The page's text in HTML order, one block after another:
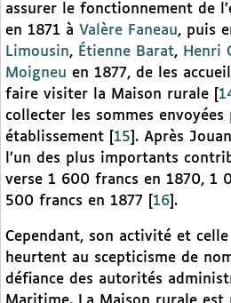
assurer le fonctionnement de
en 1871 à Valère Faneau, puis
Limousin, Étienne Barat, Henri
Moigneu en 1877, de les
faire visiter la Maison rurale
collecter les sommes envoyées
établissement
15 . Après
l’un des plus importants
verse 1 600 francs en 1870, 1
500 francs en 1877
16 .
Cependant, son activité et
heurtent au scepticisme de
défiance des autorités